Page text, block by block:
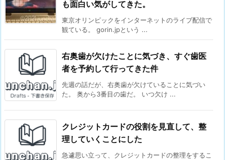
も面白い気がしてきた。
東京オリンピックをインターネットのライブ配信で
観ている。 gorin.jpという ...
右奥歯が欠けたことに気づき、すぐ歯医
者を予約して行ってきた件
先週の話だが、右奥歯が欠けていることに気づい
た。 奥から3番目の歯だ。 いつ欠け ...
クレジットカードの役割を見直して、整
理していくことにした
急遽思い立って、クレジットカードの整理をするこ